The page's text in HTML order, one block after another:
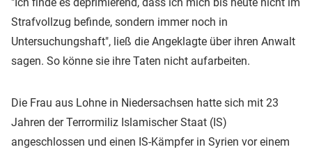
Strafvollzug befinde, sondern immer noch in
Untersuchungshaft", ließ die Angeklagte über ihren Anwalt
sagen. So könne sie ihre Taten nicht aufarbeiten.
Die Frau aus Lohne in Niedersachsen hatte sich mit 23
Jahren der Terrormiliz Islamischer Staat (IS)
angeschlossen und einen IS-Kämpfer in Syrien vor einem